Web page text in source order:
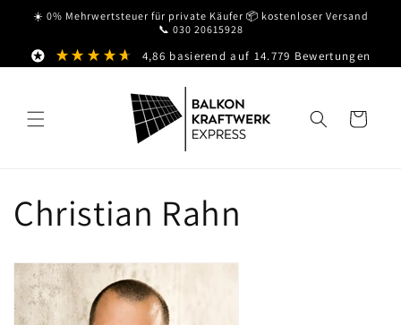
zum
☀️ 0% Mehrwertsteuer für private Käufer 📦 kostenloser Versand
📞 030 20615928
4,86 basierend auf 14.779 Bewertungen
Warenkorb
Christian Rahn